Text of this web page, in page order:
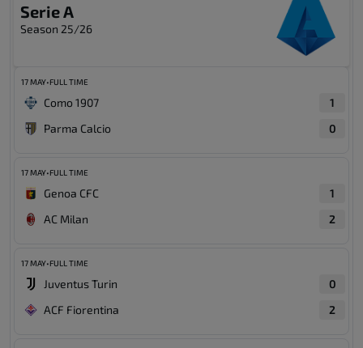
Serie A
Season 25/26
17 MAY•FULL TIME
Como 1907
1
Parma Calcio
0
17 MAY•FULL TIME
Genoa CFC
1
AC Milan
2
17 MAY•FULL TIME
Juventus Turin
0
ACF Fiorentina
2